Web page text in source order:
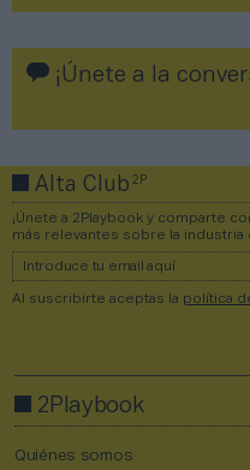
¡Únete a la
Alta Club2P
¡Únete a 2Playbook y comparte
más relevantes sobre la
Al suscribirte aceptas la política
2Playbook
Quiénes somos